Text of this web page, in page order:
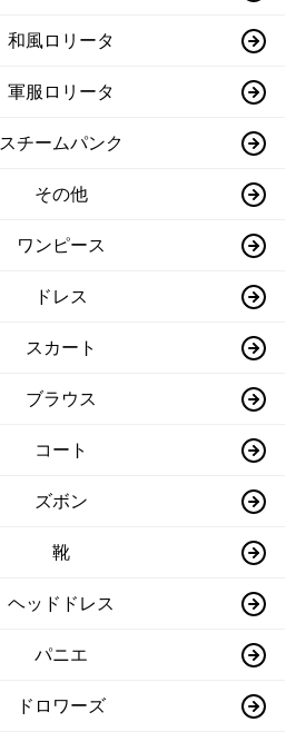
和風ロリータ
軍服ロリータ
スチームパンク
その他
ワンピース
ドレス
スカート
ブラウス
コート
ズボン
靴
ヘッドドレス
パニエ
ドロワーズ